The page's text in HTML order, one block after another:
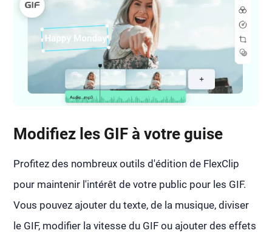
Modifiez les GIF à votre guise
Profitez des nombreux outils d'édition de FlexClip
pour maintenir l'intérêt de votre public pour les GIF.
Vous pouvez ajouter du texte, de la musique, diviser
le GIF, modifier la vitesse du GIF ou ajouter des effets